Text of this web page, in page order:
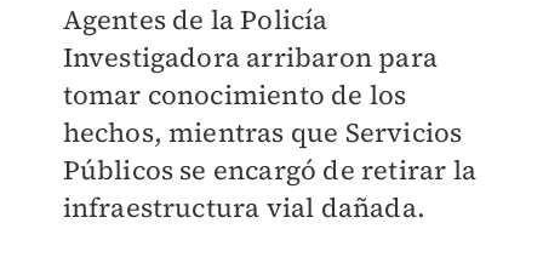
Agentes de la Policía
Investigadora arribaron para
tomar conocimiento de los
hechos, mientras que Servicios
Públicos se encargó de retirar la
infraestructura vial dañada.